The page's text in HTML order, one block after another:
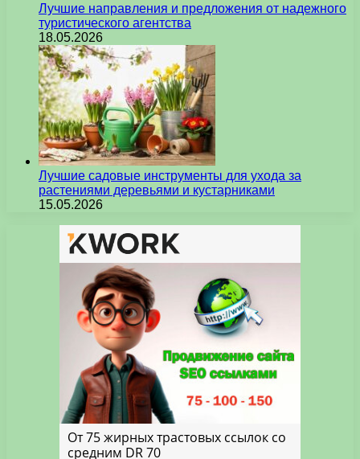
Лучшие направления и предложения от надежного
туристического агентства
18.05.2026
Лучшие садовые инструменты для ухода за
растениями деревьями и кустарниками
15.05.2026